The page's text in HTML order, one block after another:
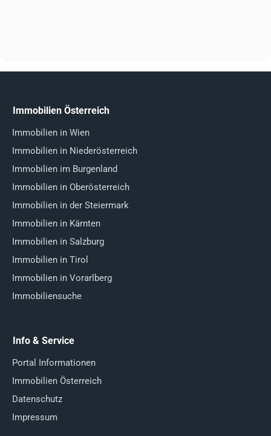
Immobilien Österreich
Immobilien in Wien
Immobilien in Niederösterreich
Immobilien im Burgenland
Immobilien in Oberösterreich
Immobilien in der Steiermark
Immobilien in Kärnten
Immobilien in Salzburg
Immobilien in Tirol
Immobilien in Vorarlberg
Immobiliensuche
Info & Service
Portal Informationen
Immobilien Österreich
Datenschutz
Impressum